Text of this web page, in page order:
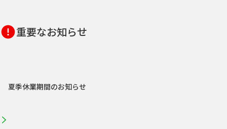
重要なお知らせ
夏季休業期間のお知らせ